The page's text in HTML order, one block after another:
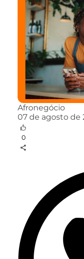
Afronegócio
07 de agosto de
0